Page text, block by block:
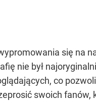
się na
nie był
co
swoich